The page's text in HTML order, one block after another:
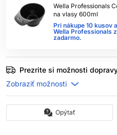
Wella Professionals
na vlasy 600ml
Pri nákupe 10 kusov
Wella Professionals
zadarmo.
Prezrite si možnosti
Opýtať